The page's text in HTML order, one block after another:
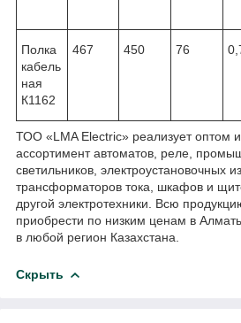
Полка
кабель
ная
К1162
467 450 76
ТОО «LMA Electric» реализует оптом
ассортимент автоматов, реле,
светильников, электроустановочных
трансформаторов тока, шкафов и
другой электротехники. Всю
приобрести по низким ценам в
в любой регион Казахстана.
Скрыть